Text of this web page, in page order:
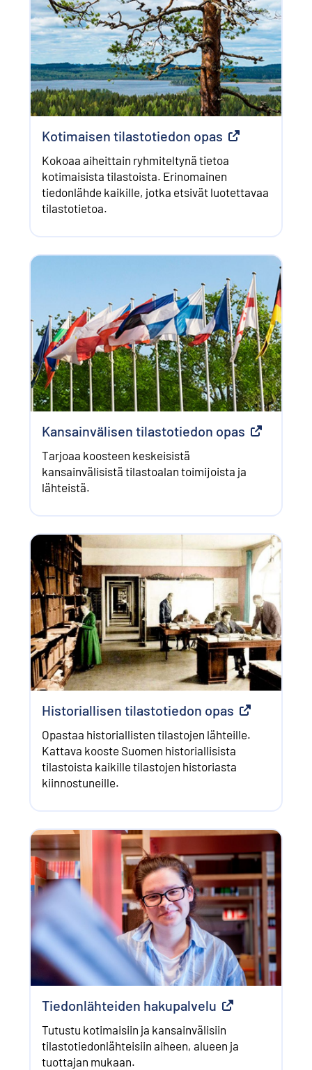
Kotimaisen tilastotiedon opas Ulkoinen linkki
Kokoaa aiheittain ryhmiteltynä tietoa
kotimaisista tilastoista. Erinomainen
tiedonlähde kaikille, jotka etsivät luotettavaa
tilastotietoa.
Kansainvälisen tilastotiedon opas Ulkoinen
Tarjoaa koosteen keskeisistä
kansainvälisistä tilastoalan toimijoista ja
lähteistä.
Historiallisen tilastotiedon opas Ulkoinen
Opastaa historiallisten tilastojen lähteille.
Kattava kooste Suomen historiallisista
tilastoista kaikille tilastojen historiasta
kiinnostuneille.
Tiedonlähteiden hakupalvelu Ulkoinen linkki
Tutustu kotimaisiin ja kansainvälisiin
tilastotiedonlähteisiin aiheen, alueen ja
tuottajan mukaan.